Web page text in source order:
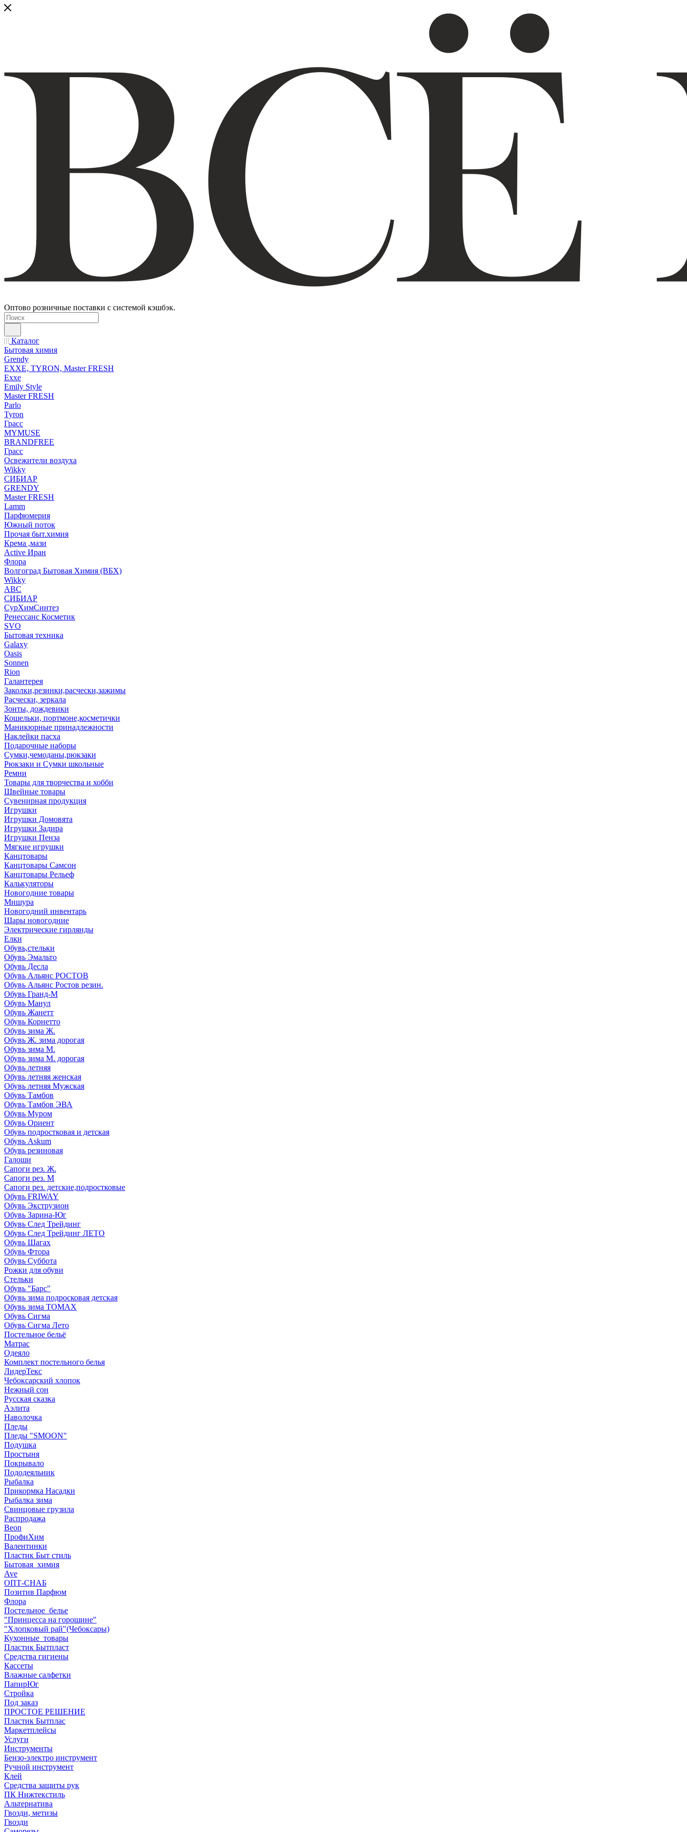
Оптово розничные поставки с системой кэшбэк.
Каталог
Бытовая химия
Grendy
EXXE, TYRON, Master FRESH
Exxe
Emily Style
Master FRESH
Parlo
Tyron
Грасс
MYMUSE
BRANDFREE
Грасс
Освежители воздуха
Wikky
СИБИАР
GRENDY
Master FRESH
Lamm
Парфюмерия
Южный поток
Прочая быт.химия
Крема ,мази
Аctive Иран
Флора
Волгоград Бытовая Химия (ВБХ)
Wikky
АВС
СИБИАР
СурХимСинтез
Ренессанс Косметик
SVO
Бытовая техника
Galaxy
Oasis
Sonnen
Rion
Галантерея
Заколки,резинки,расчески,зажимы
Расчески, зеркала
Зонты, дождевики
Кошельки, портмоне,косметички
Маникюрные принадлежности
Наклейки пасха
Подарочные наборы
Сумки,чемоданы,рюкзаки
Рюкзаки и Сумки школьные
Ремни
Товары для творчества и хобби
Швейные товары
Сувенирная продукция
Игрушки
Игрушки Домовята
Игрушки Задира
Игрушки Пенза
Мягкие игрушки
Канцтовары
Канцтовары Самсон
Канцтовары Рельеф
Калькуляторы
Новогодние товары
Мишура
Новогодний инвентарь
Шары новогодние
Электрические гирлянды
Елки
Обувь,стельки
Обувь Эмальто
Обувь Десла
Обувь Альянс РОСТОВ
Обувь Альянс Ростов резин.
Обувь Гранд-М
Обувь Манул
Обувь Жанетт
Обувь Корнетто
Обувь зима Ж.
Обувь Ж. зима дорогая
Обувь зима М.
Обувь зима М. дорогая
Обувь летняя
Обувь летняя женская
Обувь летняя Мужская
Обувь Тамбов
Обувь Тамбов ЭВА
Обувь Муром
Обувь Ориент
Обувь подростковая и детская
Обувь Askum
Обувь резиновая
Галоши
Сапоги рез. Ж.
Сапоги рез. М
Сапоги рез. детские,подростковые
Обувь FRIWAY
Обувь Экструзион
Обувь Зарина-Юг
Обувь След Трейдинг
Обувь След Трейдинг ЛЕТО
Обувь Шагах
Обувь Фтора
Обувь Суббота
Рожки для обуви
Стельки
Обувь "Барс"
Обувь зима подросковая детская
Обувь зима ТОМАХ
Обувь Сигма
Обувь Сигма Лето
Постельное бельё
Матрас
Одеяло
Комплект постельного белья
ЛидерТекс
Чебоксарский хлопок
Нежный сон
Русская сказка
Аэлита
Наволочка
Пледы
Пледы "SMOON"
Подушка
Простыня
Покрывало
Пододеяльник
Рыбалка
Прикормка Насадки
Рыбалка зима
Свинцовые грузила
Распродажа
Beon
ПрофиХим
Валентинки
Пластик Быт стиль
Бытовая_химия
Ave
ОПТ-СНАБ
Позитив Парфюм
Флора
Постельное_белье
"Принцесса на горошине"
"Хлопковый рай"(Чебоксары)
Кухонные_товары
Пластик Бытпласт
Средства гигиены
Кассеты
Влажные салфетки
ПапирЮг
Стройка
Под заказ
ПРОСТОЕ РЕШЕНИЕ
Пластик Бытплас
Маркетплейсы
Услуги
Инструменты
Бензо-электро инструмент
Ручной инструмент
Клей
Средства защиты рук
ПК Нижтекстиль
Альтернатива
Гвозди, метизы
Гвозди